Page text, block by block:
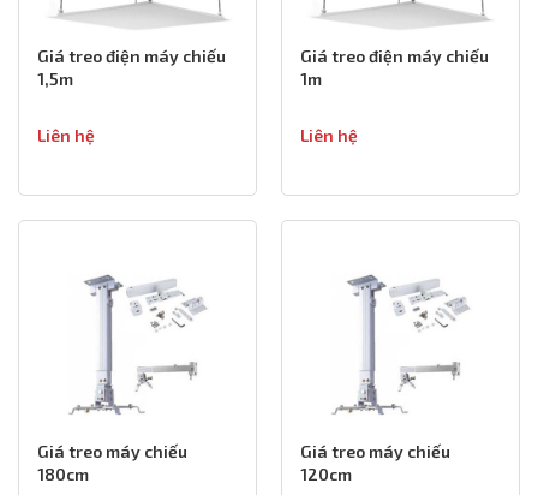
Giá treo điện máy chiếu
1,5m
Liên hệ
Giá treo điện máy chiếu
1m
Liên hệ
Giá treo máy chiếu
180cm
Giá treo máy chiếu
120cm